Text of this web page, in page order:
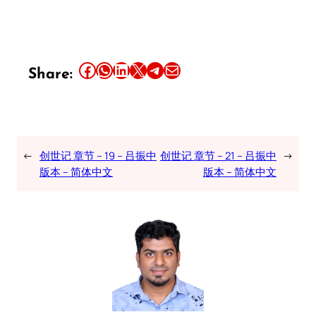
Share: Share this article on Facebook Share this article on WhatsApp Share this article on LinkedIn Share this article on X Share this article on TelegramEmail this Article
← 创世记 章节 – 19 – 吕振中
版本 – 简体中文
创世记 章节 – 21 – 吕振中
版本 – 简体中文
→